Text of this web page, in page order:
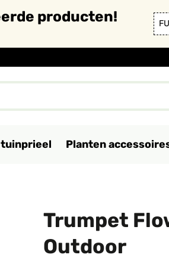
producten!
Planten
Trumpet
Outdoor